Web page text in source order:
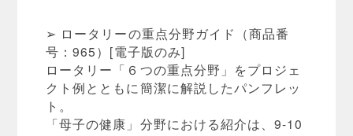
➢ ロータリーの重点分野ガイド（商品番
号：965）[電子版のみ]
ロータリー「６つの重点分野」をプロジェ
クト例とともに簡潔に解説したパンフレッ
ト。
「母子の健康」分野における紹介は、9-10